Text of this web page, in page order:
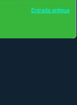
Entrada antigua